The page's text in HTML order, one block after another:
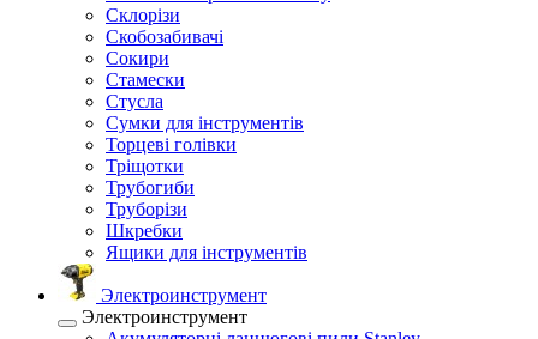
Склорізи
Скобозабивачі
Сокири
Стамески
Стусла
Сумки для інструментів
Торцеві голівки
Тріщотки
Трубогиби
Труборізи
Шкребки
Ящики для інструментів
Электроинструмент
Электроинструмент